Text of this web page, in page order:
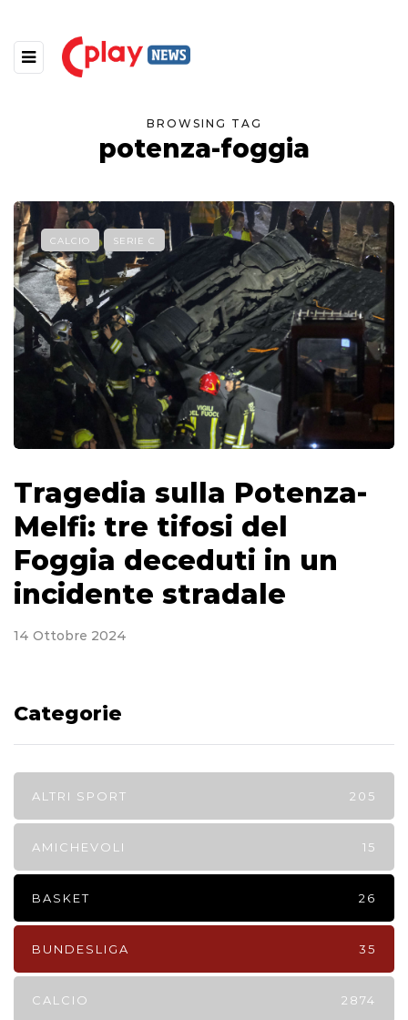
BROWSING TAG
potenza-foggia
CALCIO SERIE C
Tragedia sulla Potenza-
Melfi: tre tifosi del
Foggia deceduti in un
incidente stradale
14 Ottobre 2024
Categorie
ALTRI SPORT 205
AMICHEVOLI 15
BASKET 26
BUNDESLIGA 35
CALCIO 2874